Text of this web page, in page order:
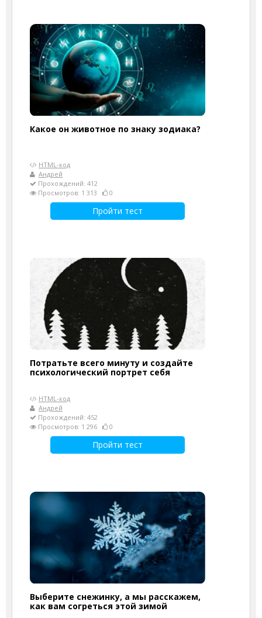
Какое он животное по знаку зодиака?
HTML-код
Андрей
Прохождений: 412
Просмотров: 1 313
0
Пройти тест
Потратьте всего минуту и ​​создайте
психологический портрет себя
HTML-код
Андрей
Прохождений: 452
Просмотров: 1 296
0
Пройти тест
Выберите снежинку, а мы расскажем,
как вам согреться этой зимой